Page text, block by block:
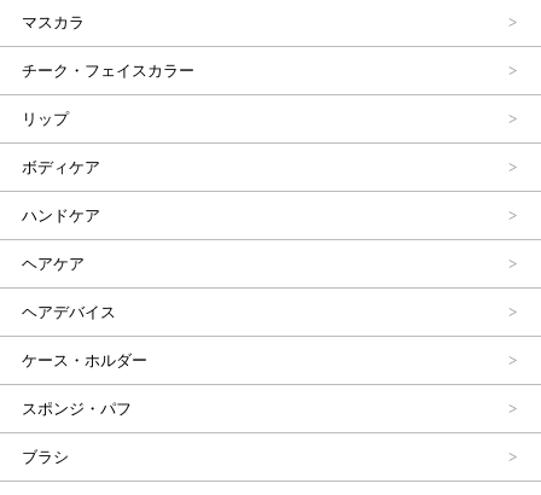
マスカラ
チーク・フェイスカラー
リップ
ボディケア
ハンドケア
ヘアケア
ヘアデバイス
ケース・ホルダー
スポンジ・パフ
ブラシ